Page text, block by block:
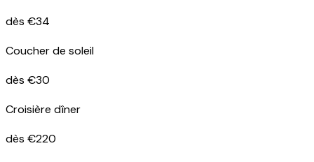
dès €34
Coucher de soleil
dès €30
Croisière dîner
dès €220